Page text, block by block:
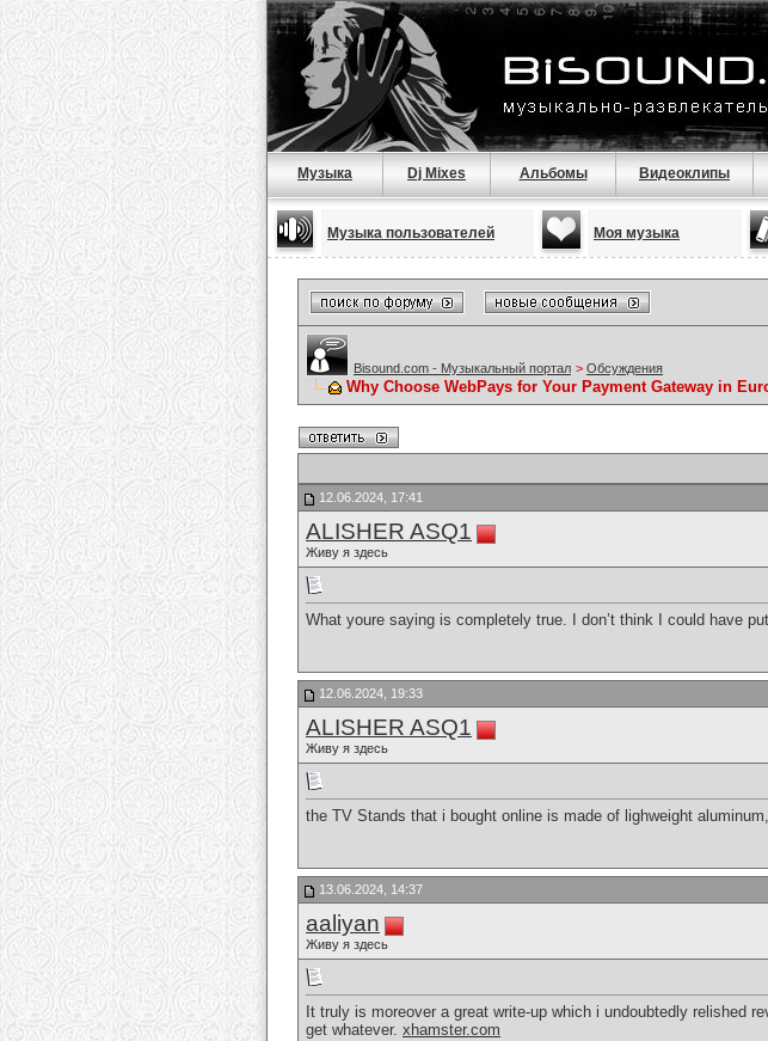
Музыка Dj Mixes Альбомы Видеоклипы
Музыка пользователей Моя музыка
Bisound.com - Музыкальный портал > Обсуждения
Why Choose WebPays for Your Payment Gateway in
12.06.2024, 17:41
ALISHER ASQ1
Живу я здесь
What youre saying is completely true. I don’t think I could have
12.06.2024, 19:33
ALISHER ASQ1
Живу я здесь
the TV Stands that i bought online is made of lighweight
13.06.2024, 14:37
aaliyan
Живу я здесь
It truly is moreover a great write-up which i undoubtedly relished
get whatever. xhamster.com